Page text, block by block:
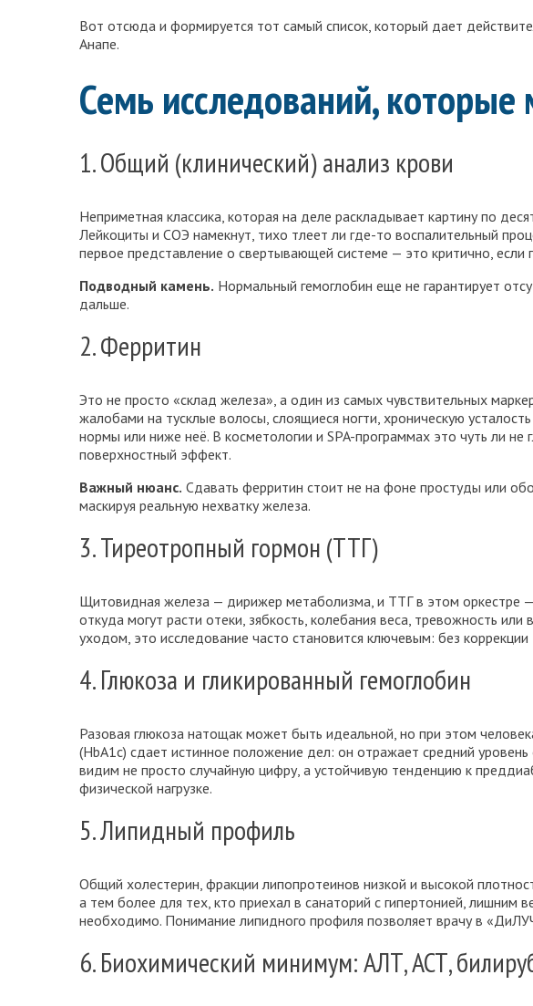
Вот отсюда и формируется тот самый список, который дает
Анапе.
Семь исследований,
1. Общий (клинический) анализ крови
Неприметная классика, которая на деле раскладывает картину по
Лейкоциты и СОЭ намекнут, тихо тлеет ли где-то воспалительный
первое представление о свертывающей системе — это критично, если
Подводный камень. Нормальный гемоглобин еще не гарантирует
дальше.
2. Ферритин
Это не просто «склад железа», а один из самых чувствительных
жалобами на тусклые волосы, слоящиеся ногти, хроническую
нормы или ниже неё. В косметологии и SPA-программах это чуть ли
поверхностный эффект.
Важный нюанс. Сдавать ферритин стоит не на фоне простуды или
маскируя реальную нехватку железа.
3. Тиреотропный гормон (ТТГ)
Щитовидная железа — дирижер метаболизма, и ТТГ в этом оркестре —
откуда могут расти отеки, зябкость, колебания веса, тревожность
уходом, это исследование часто становится ключевым: без
4. Глюкоза и гликированный гемоглобин
Разовая глюкоза натощак может быть идеальной, но при этом
(HbA1c) сдает истинное положение дел: он отражает средний
видим не просто случайную цифру, а устойчивую тенденцию к
физической нагрузке.
5. Липидный профиль
Общий холестерин, фракции липопротеинов низкой и высокой
а тем более для тех, кто приехал в санаторий с гипертонией,
необходимо. Понимание липидного профиля позволяет врачу в
6. Биохимический минимум: АЛТ, АСТ,